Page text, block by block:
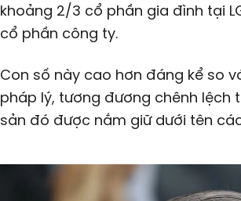
khoảng 2/3 cổ phần gia đình tại
cổ phần công ty.
Con số này cao hơn đáng kể so
pháp lý, tương đương chênh lệch
sản đó được nắm giữ dưới tên